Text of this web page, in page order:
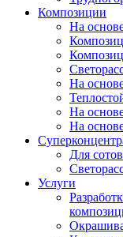
Композиции
На
На
На
На
Для
Услуги